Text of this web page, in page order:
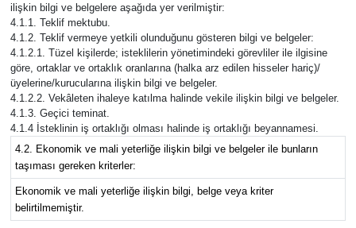
ilişkin bilgi ve belgelere aşağıda yer verilmiştir:
4.1.1. Teklif mektubu.
4.1.2. Teklif vermeye yetkili olunduğunu gösteren bilgi ve belgeler:
4.1.2.1. Tüzel kişilerde; isteklilerin yönetimindeki görevliler ile ilgisine
göre, ortaklar ve ortaklık oranlarına (halka arz edilen hisseler hariç)/
üyelerine/kurucularına ilişkin bilgi ve belgeler.
4.1.2.2. Vekâleten ihaleye katılma halinde vekile ilişkin bilgi ve belgeler.
4.1.3. Geçici teminat.
4.1.4 İsteklinin iş ortaklığı olması halinde iş ortaklığı beyannamesi.
4.2. Ekonomik ve mali yeterliğe ilişkin bilgi ve belgeler ile bunların
taşıması gereken kriterler:
Ekonomik ve mali yeterliğe ilişkin bilgi, belge veya kriter
belirtilmemiştir.